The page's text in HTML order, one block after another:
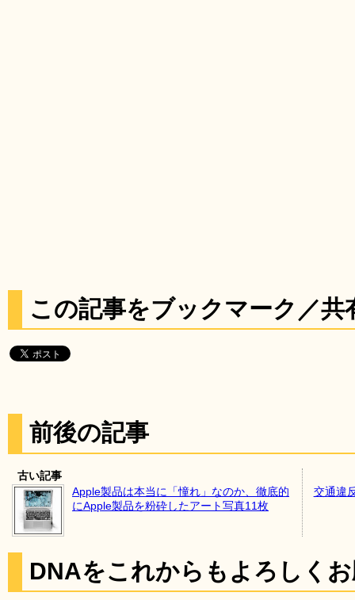
この記事をブックマーク／共
前後の記事
古い記事
Apple製品は本当に「憧れ」なのか、徹底的
にApple製品を粉砕したアート写真11枚
交通違
DNAをこれからもよろしく